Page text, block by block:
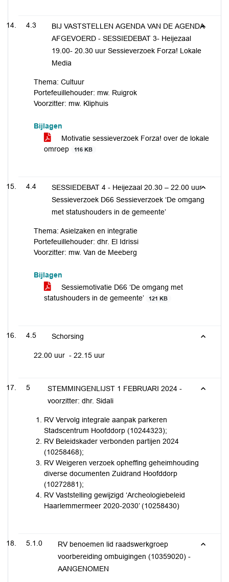
4.3
BIJ VASTSTELLEN AGENDA VAN DE AGENDA
AFGEVOERD - SESSIEDEBAT 3- Heijezaal
19.00- 20.30 uur Sessieverzoek Forza! Lokale
Media
Thema: Cultuur
Portefeuillehouder: mw. Ruigrok
Voorzitter: mw. Kliphuis
Bijlagen
Motivatie sessieverzoek Forza! over de lokale
omroep
116 KB
4.4
SESSIEDEBAT 4 - Heijezaal 20.30 – 22.00 uur
Sessieverzoek D66 Sessieverzoek ‘De omgang
met statushouders in de gemeente’
Thema: Asielzaken en integratie
Portefeuillehouder: dhr. El Idrissi
Voorzitter: mw. Van de Meeberg
Bijlagen
Sessiemotivatie D66 ‘De omgang met
statushouders in de gemeente’
121 KB
4.5 Schorsing
22.00 uur - 22.15 uur
5
STEMMINGENLIJST 1 FEBRUARI 2024 -
voorzitter: dhr. Sidali
RV Vervolg integrale aanpak parkeren
Stadscentrum Hoofddorp (10244323);
RV Beleidskader verbonden partijen 2024
(10258468);
RV Weigeren verzoek opheffing geheimhouding
diverse documenten Zuidrand Hoofddorp
(10272881);
RV Vaststelling gewijzigd ‘Archeologiebeleid
Haarlemmermeer 2020-2030’ (10258430)
5.1.0
RV benoemen lid raadswerkgroep
voorbereiding ombuigingen (10359020) -
AANGENOMEN